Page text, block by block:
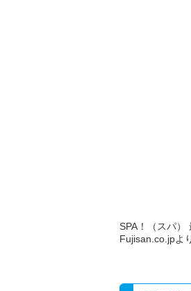
SPA！（スパ）
Fujisan.co.jpよ